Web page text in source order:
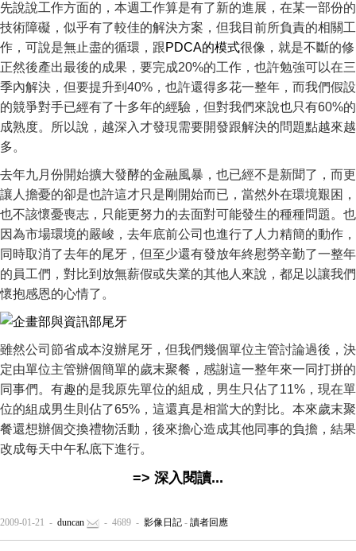
先說說工作方面的，本週工作算是有了新的進展，在某一部份的
技術障礙，似乎有了較佳的解決方案，但我目前所負責的相關工
作，可說是無止盡的循環，跟PDCA的模式很像，就是不斷的修
正然後產出最後的成果，要完成20%的工作，也許勉強可以在三
季內解決，但要提升到40%，也許還得多花一整年，而我們假設
的競爭對手已經有了十多年的經驗，但對我們來說也只有60%的
成熟度。所以說，越深入才發現需要開發跟解決的問題點越來越
多。
去年九月份開始擴大發酵的金融風暴，也已經不是新聞了，而更
讓人擔憂的卻是也許這才只是剛開始而已，當然外在環境艱困，
也不該懷憂喪志，只能更努力的去面對可能發生的種種問題。也
因為市場環境的嚴峻，去年底前公司也進行了人力精簡的動作，
同時取消了去年的尾牙，但至少還有發放年終慰勞辛勤了一整年
的員工們，對比到放無薪假或失業的其他人來說，都足以讓我們
懷抱感恩的心情了。
雖然公司節省成本沒辦尾牙，但我們幾個單位主管討論過後，決
定由單位主管辦個簡單的歲末聚餐，感謝這一整年來一同打拼的
同事們。有趣的是我原先單位的組成，男生只佔了11%，現在單
位的組成男生則佔了65%，這還真是相當大的對比。本來歲末聚
餐還想辦個交換禮物活動，後來擔心造成其他同事的負擔，結果
改成每天中午私底下進行。
=> 深入閱讀...
2009-01-21 - duncan - 4689 - 影像日記 - 讀者回應